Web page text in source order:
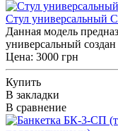
Стул универсальный
Данная модель
универсальный
Цена: 3000 грн
Купить
В закладки
В сравнение